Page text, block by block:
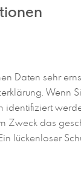
Daten sehr
Zweck das
lückenloser